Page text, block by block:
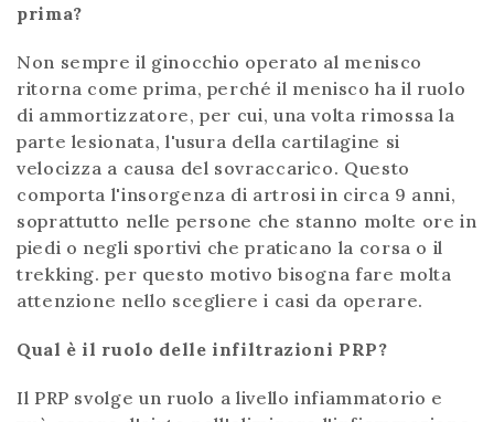
prima?
Non sempre il ginocchio operato al menisco
ritorna come prima, perché il menisco ha il ruolo
di ammortizzatore, per cui, una volta rimossa la
parte lesionata, l'usura della cartilagine si
velocizza a causa del sovraccarico. Questo
comporta l'insorgenza di artrosi in circa 9 anni,
soprattutto nelle persone che stanno molte ore in
piedi o negli sportivi che praticano la corsa o il
trekking. per questo motivo bisogna fare molta
attenzione nello scegliere i casi da operare.
Qual è il ruolo delle infiltrazioni PRP?
Il PRP svolge un ruolo a livello infiammatorio e